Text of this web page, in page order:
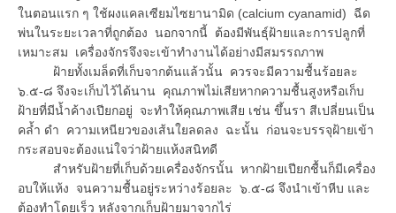
ในตอนแรก ๆ ใช้ผงแคลเซียมไซยานามิด (calcium cyanamid) ฉีด
พ่นในระยะเวลาที่ถูกต้อง นอกจากนี้ ต้องมีพันธุ์ฝ้ายและการปลูกที่
เหมาะสม เครื่องจักรจึงจะเข้าทำงานได้อย่างมีสมรรถภาพ
ฝ้ายทั้งเมล็ดที่เก็บจากต้นแล้วนั้น ควรจะมีความชื้นร้อยละ
๖.๕-๘ จึงจะเก็บไว้ได้นาน คุณภาพไม่เสียหากความชื้นสูงหรือเก็บ
ฝ้ายที่มีน้ำค้างเปียกอยู่ จะทำให้คุณภาพเสีย เช่น ขึ้นรา สีเปลี่ยนเป็น
คล้ำ ดำ ความเหนียวของเส้นใยลดลง ฉะนั้น ก่อนจะบรรจุฝ้ายเข้า
กระสอบจะต้องแน่ใจว่าฝ้ายแห้งสนิทดี
สำหรับฝ้ายที่เก็บด้วยเครื่องจักรนั้น หากฝ้ายเปียกชื้นก็มีเครื่อง
อบให้แห้ง จนความชื้นอยู่ระหว่างร้อยละ ๖.๕-๘ จึงนำเข้าหีบ และ
ต้องทำโดยเร็ว หลังจากเก็บฝ้ายมาจากไร่